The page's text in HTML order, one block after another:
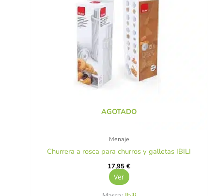
AGOTADO
Menaje
Churrera a rosca para churros y galletas IBILI
17,95€
Ver